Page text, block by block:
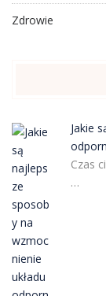
Zdrowie
Jakie
Czas
…